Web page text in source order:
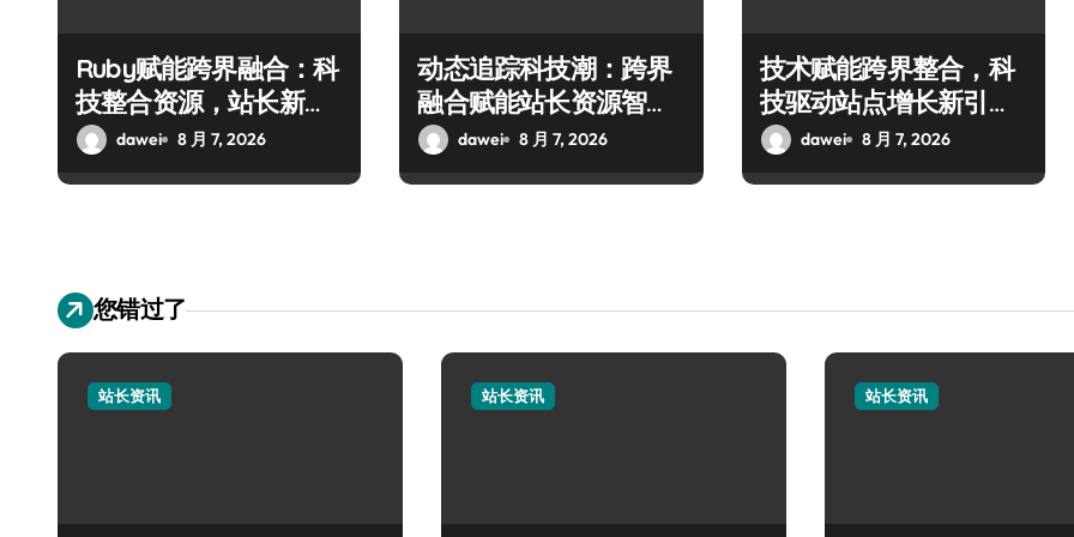
Ruby赋能跨界融合：科
技整合资源，站长新篇
破界启航
dawei 8 月 7, 2026
动态追踪科技潮：跨界
融合赋能站长资源智创
优化dawei 8 月 7, 2026
技术赋能跨界整合，科
技驱动站点增长新引擎
爆发dawei 8 月 7, 2026
您错过了
站长资讯 站长资讯 站长资讯